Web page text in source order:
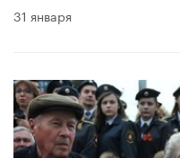
31 января